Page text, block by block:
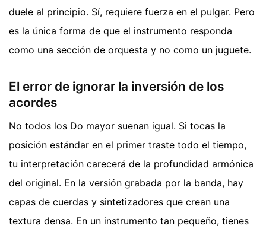
duele al principio. Sí, requiere fuerza en el pulgar. Pero
es la única forma de que el instrumento responda
como una sección de orquesta y no como un juguete.
El error de ignorar la inversión de los
acordes
No todos los Do mayor suenan igual. Si tocas la
posición estándar en el primer traste todo el tiempo,
tu interpretación carecerá de la profundidad armónica
del original. En la versión grabada por la banda, hay
capas de cuerdas y sintetizadores que crean una
textura densa. En un instrumento tan pequeño, tienes